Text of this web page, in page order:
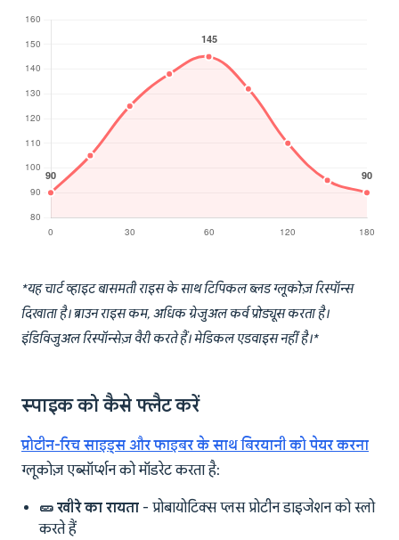
*यह चार्ट व्हाइट बासमती राइस के साथ टिपिकल ब्लड ग्लूकोज़ रिस्पॉन्स
दिखाता है। ब्राउन राइस कम, अधिक ग्रेजुअल कर्व प्रोड्यूस करता है।
इंडिविजुअल रिस्पॉन्सेज़ वैरी करते हैं। मेडिकल एडवाइस नहीं है।*
स्पाइक को कैसे फ्लैट करें
प्रोटीन-रिच साइड्स और फाइबर के साथ बिरयानी को पेयर करना
ग्लूकोज़ एब्सॉर्प्शन को मॉडरेट करता है:
🥒 खीरे का रायता - प्रोबायोटिक्स प्लस प्रोटीन डाइजेशन को स्लो
करते हैं